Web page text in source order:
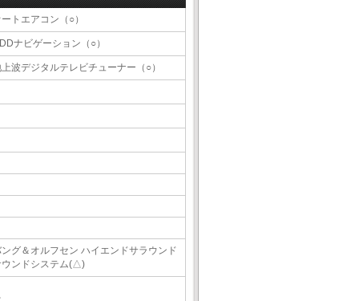
トエアコン（○）
ナビゲーション（○）
波デジタルテレビチューナー（○）
グ＆オルフセン ハイエンドサラウンド
ウンドシステム(△)